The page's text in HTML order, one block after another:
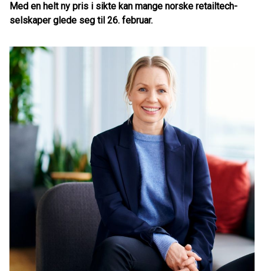
Med en helt ny pris i sikte kan mange norske retailtech-
selskaper glede seg til 26. februar.